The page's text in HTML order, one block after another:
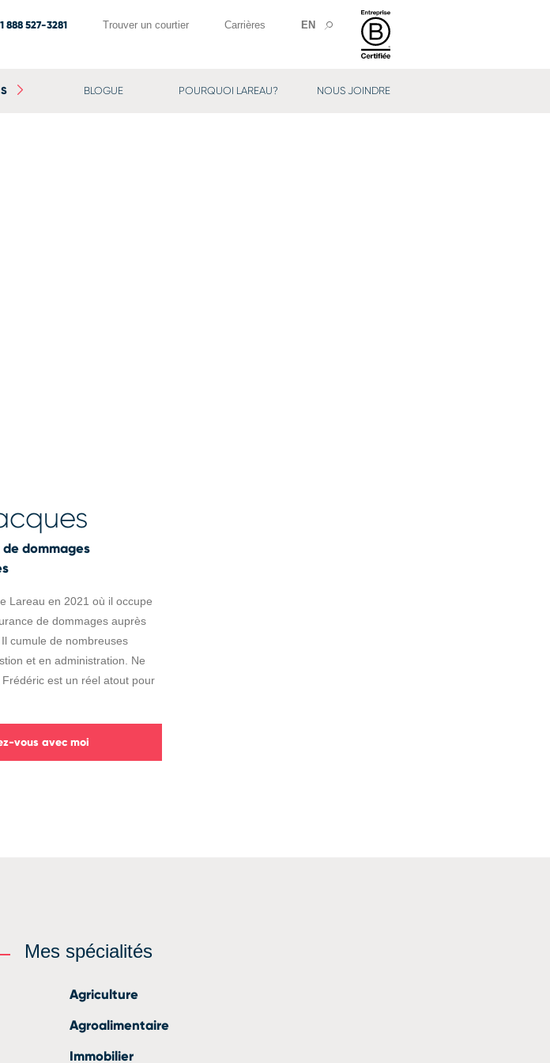
1 888 527-3281 Trouver un courtier Carrières EN
BLOGUE POURQUOI LAREAU? NOUS JOINDRE
dommages
Lareau en 2021 où il occupe
de dommages auprès
cumule de nombreuses
et en administration. Ne
est un réel atout pour
vous avec moi
Mes spécialités
Agriculture
Agroalimentaire
Immobilier